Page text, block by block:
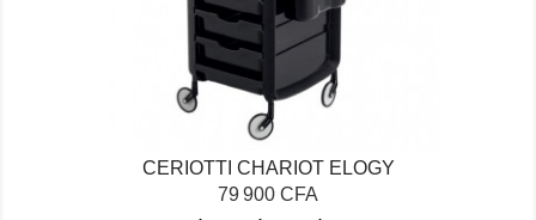
CERIOTTI CHARIOT ELOGY
Prix
79 900 CFA